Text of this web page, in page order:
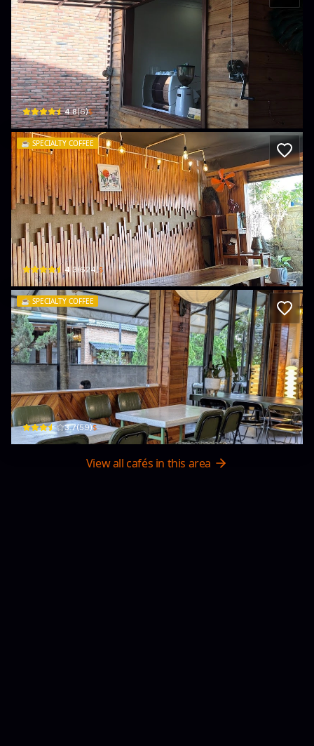
DREAM Coffee (Vietnam Specialty 80+)
151a Trần Quốc Toản · P. Blao, Bao Loc
4.8(6)$
☕️ SPECIALTY COFFEE
Orico Coffee
13 Lý Tự Trọng · Phường 1, Bao Loc
4.3(624)$
☕️ SPECIALTY COFFEE
Delab Coffee
42 Huỳnh Thúc Kháng · Phường 2, Bao Loc
3.7(59)$
View all cafés in this area